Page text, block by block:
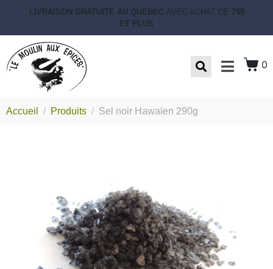
LIVRAISON GRATUITE AU QUÉBEC AVEC ACHAT DE 75$
ET PLUS
0
Accueil Produits Sel noir Hawaïen 290g